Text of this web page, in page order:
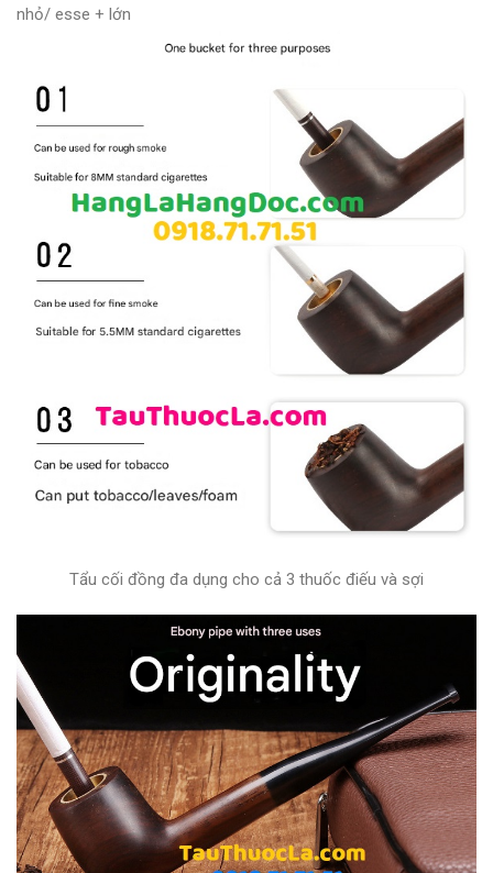
nhỏ/ esse + lớn
Tẩu cối đồng đa dụng cho cả 3 thuốc điếu và sợi